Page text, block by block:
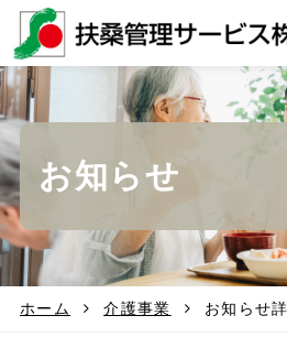
お知らせ
ホーム 介護事業 お知らせ